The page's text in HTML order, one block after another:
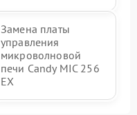
Замена платы
управления
микроволновой
печи Candy MIC 256
EX